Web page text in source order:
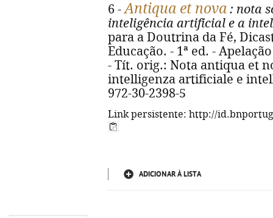
6 -Antiqua et nova : nota
inteligência artificial e a
para a Doutrina da Fé,
Educação. - 1ª ed. -
- Tít. orig.: Nota antiqua et
intelligenza artificiale e
972-30-2398-5
Link persistente: http://
ADICIONAR À LISTA